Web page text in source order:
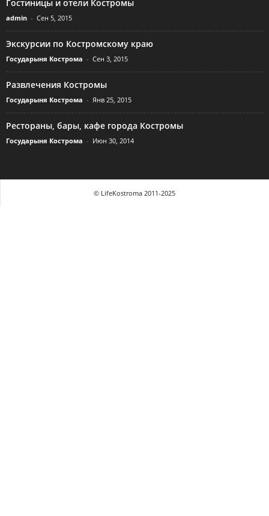
Гостиницы и отели Костромы
admin - Сен 5, 2015
Экскурсии по Костромскому краю
Государыня Кострома - Сен 3, 2015
Развлечения Костромы
Государыня Кострома - Янв 25, 2015
Рестораны, бары, кафе города Костромы
Государыня Кострома - Июн 30, 2014
© LifeKostroma 2011-2025